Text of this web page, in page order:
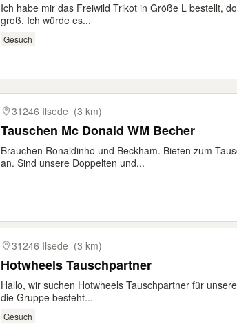
Ich habe mir das Freiwild Trikot in Größe L bestellt,
groß. Ich würde es...
Gesuch
31246 Ilsede (3 km)
Tauschen Mc Donald WM Becher
Brauchen Ronaldinho und Beckham. Bieten zum
an. Sind unsere Doppelten und...
31246 Ilsede (3 km)
Hotwheels Tauschpartner
Hallo, wir suchen Hotwheels Tauschpartner für
die Gruppe besteht...
Gesuch